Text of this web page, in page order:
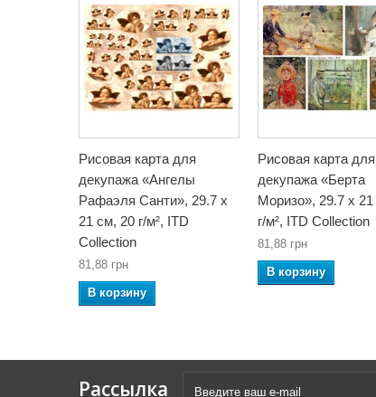
Рисовая карта для
декупажа «Ангелы
Рафаэля Санти», 29.7 x
21 см, 20 г/м², ITD
Collection
81,88 грн
В корзину
Рисовая карта для
декупажа «Берта
Моризо», 29.7 x
г/м², ITD Collection
81,88 грн
В корзину
Рассылка